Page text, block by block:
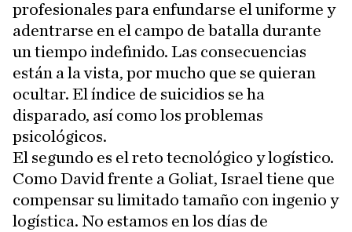
profesionales para enfundarse el uniforme y
adentrarse en el campo de batalla durante
un tiempo indefinido. Las consecuencias
están a la vista, por mucho que se quieran
ocultar. El índice de suicidios se ha
disparado, así como los problemas
psicológicos.
El segundo es el reto tecnológico y logístico.
Como David frente a Goliat, Israel tiene que
compensar su limitado tamaño con ingenio y
logística. No estamos en los días de